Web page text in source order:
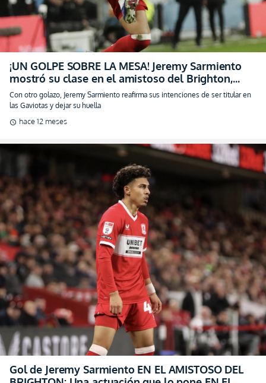
¡UN GOLPE SOBRE LA MESA! Jeremy Sarmiento
mostró su clase en el amistoso del Brighton,
pidiendo una oportunidad en el primer equipo
Con otro golazo, Jeremy Sarmiento reafirma sus intenciones de ser titular en
las Gaviotas y dejar su huella
schedule hace 12 meses
Gol de Jeremy Sarmiento EN EL AMISTOSO DEL